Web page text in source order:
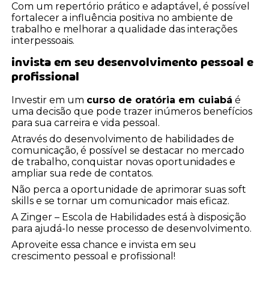
Com um repertório prático e adaptável, é possível
fortalecer a influência positiva no ambiente de
trabalho e melhorar a qualidade das interações
interpessoais.
invista em seu desenvolvimento pessoal e
profissional
Investir em um curso de oratória em cuiabá é
uma decisão que pode trazer inúmeros benefícios
para sua carreira e vida pessoal.
Através do desenvolvimento de habilidades de
comunicação, é possível se destacar no mercado
de trabalho, conquistar novas oportunidades e
ampliar sua rede de contatos.
Não perca a oportunidade de aprimorar suas soft
skills e se tornar um comunicador mais eficaz.
A Zinger – Escola de Habilidades está à disposição
para ajudá-lo nesse processo de desenvolvimento.
Aproveite essa chance e invista em seu
crescimento pessoal e profissional!